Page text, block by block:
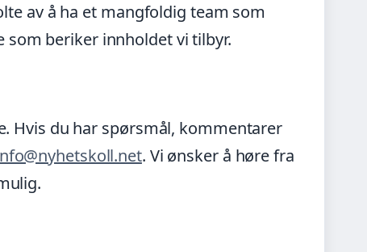
av å ha et mangfoldig team som
som beriker innholdet vi tilbyr.
Hvis du har spørsmål, kommentarer
. Vi ønsker å høre fra